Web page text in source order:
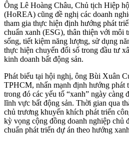
Ông Lê Hoàng Châu, Chủ tịch Hiệp
(HoREA) cũng đề nghị các doanh
tham gia thực hiện định hướng phát
chuẩn xanh (ESG), thân thiện với môi
sống, tiết kiệm năng lượng, sử dụng
thực hiện chuyển đổi số trong đầu tư
kinh doanh bất động sản.
Phát biểu tại hội nghị, ông Bùi Xuân
TPHCM, nhấn mạnh định hướng phát
trong đó các yếu tố “xanh” ngày càng
lĩnh vực bất động sản. Thời gian qua
chủ trương khuyến khích phát triển
kỳ vọng cộng đồng doanh nghiệp chủ
chuẩn phát triển dự án theo hướng